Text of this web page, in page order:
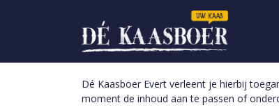
Dé Kaasboer Evert verleent je hierbij
moment de inhoud aan te passen of